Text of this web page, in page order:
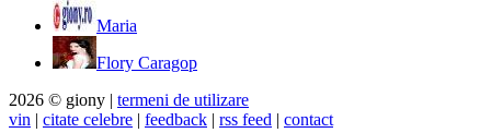
Maria
Flory Caragop
2026 © giony | termeni de utilizare
vin | citate celebre | feedback | rss feed | contact